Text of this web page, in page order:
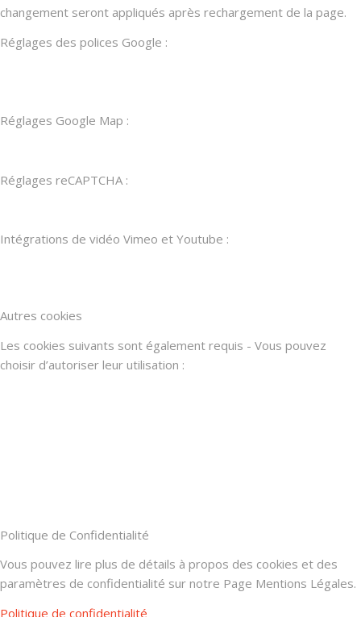
changement seront appliqués après rechargement de la page.
Réglages des polices Google :
Réglages Google Map :
Réglages reCAPTCHA :
Intégrations de vidéo Vimeo et Youtube :
Autres cookies
Les cookies suivants sont également requis - Vous pouvez
choisir d’autoriser leur utilisation :
Politique de Confidentialité
Vous pouvez lire plus de détails à propos des cookies et des
paramètres de confidentialité sur notre Page Mentions Légales.
Politique de confidentialité